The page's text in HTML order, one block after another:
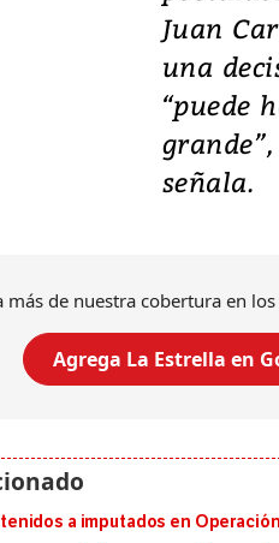
Juan
una
“puede
señala.
más de nuestra cobertura en
Agrega La Estrella en
a imputados en